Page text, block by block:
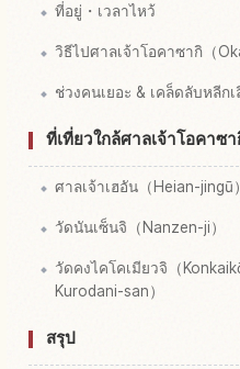
ที่อยู่・เวลาไหว้
วิธีไปศาลเจ้าโอคาซากิ（
ช่วงคนเยอะ & เคล็ดลับหลีก
ที่เที่ยวใกล้ศาลเจ้าโอคาซ
ศาลเจ้าเฮอัน（Heian-jingū）
วัดนันเซ็นจิ（Nanzen-ji）
วัดคงไคโคเมียวจิ（
Kurodani-san）
สรุป